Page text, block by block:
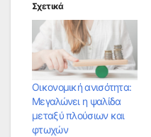
Σχετικά
Οικονομική ανισότητα:
Μεγαλώνει η ψαλίδα
μεταξύ πλούσιων και
φτωχών